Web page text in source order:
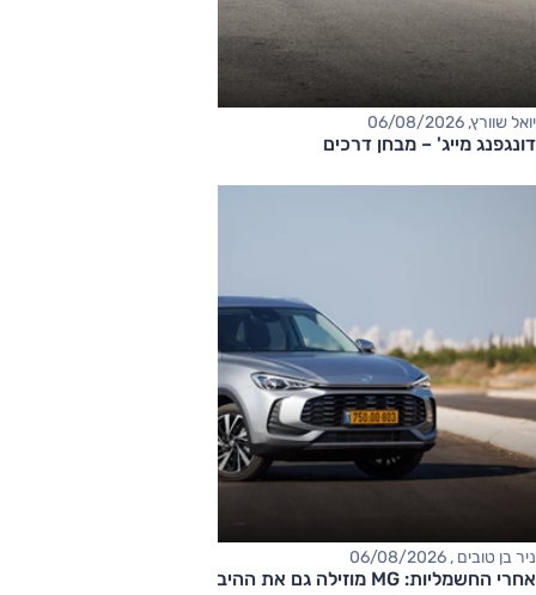
יואל שוורץ, 06/08/2026
דונגפנג מייג' – מבחן דרכים
ניר בן טובים , 06/08/2026
אחרי החשמליות: MG מוזילה גם את ההיברידיות